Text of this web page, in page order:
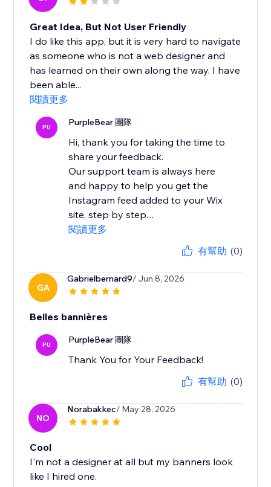
Great Idea, But Not User Friendly
I do like this app, but it is very hard to navigate
as someone who is not a web designer and
has learned on their own along the way. I have
been able...
閱讀更多
PU PurpleBear 團隊
Hi, thank you for taking the time to
share your feedback.
Our support team is always here
and happy to help you get the
Instagram feed added to your Wix
site, step by step....
閱讀更多
有幫助 (0)
GA
Gabrielbernard9/ Jun 8, 2026
Belles bannières
PU PurpleBear 團隊
Thank You for Your Feedback!
有幫助 (0)
NO
Norabakkec/ May 28, 2026
Cool
I'm not a designer at all but my banners look
like I hired one.